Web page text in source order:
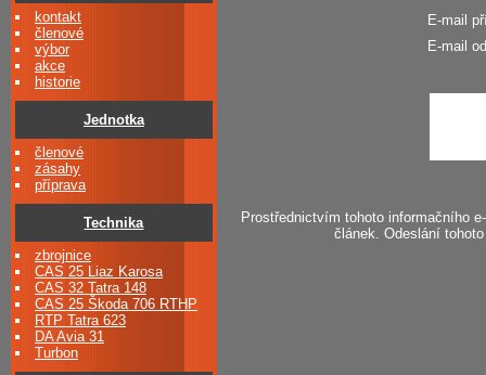
kontakt
členové
výbor
akce
historie
Jednotka
členové
zásahy
příprava
Technika
zbrojnice
CAS 25 Liaz Karosa
CAS 32 Tatra 148
CAS 25 Škoda 706 RTHP
RTP Tatra 623
DA Avia 31
Turbon
E-mail
E-mail
Prostřednictvím tohoto informačního
článek. Odeslání